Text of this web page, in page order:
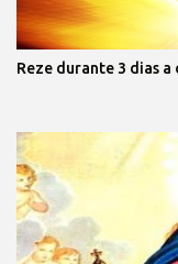
Reze durante 3 dias